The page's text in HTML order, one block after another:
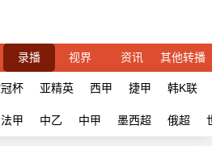
录播 视界 资讯 其他转播
杯 亚精英 西甲 捷甲 韩K联
法甲 中乙 中甲 墨西超 俄超